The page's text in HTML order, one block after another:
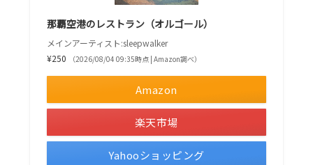
那覇空港のレストラン（オルゴール）
メインアーティスト:sleepwalker
¥250
（2026/08/04 09:35時点 | Amazon調べ）
Amazon
楽天市場
Yahooショッピング